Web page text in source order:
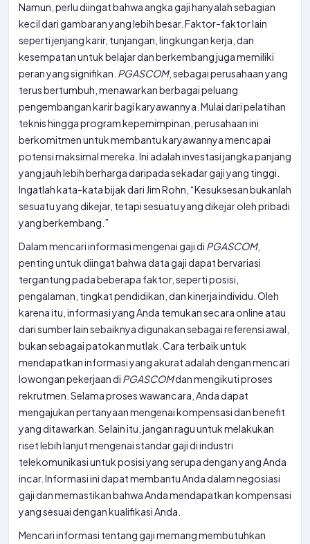
Namun, perlu diingat bahwa angka gaji hanyalah sebagian
kecil dari gambaran yang lebih besar. Faktor-faktor lain
seperti jenjang karir, tunjangan, lingkungan kerja, dan
kesempatan untuk belajar dan berkembang juga memiliki
peran yang signifikan. PGASCOM, sebagai perusahaan yang
terus bertumbuh, menawarkan berbagai peluang
pengembangan karir bagi karyawannya. Mulai dari pelatihan
teknis hingga program kepemimpinan, perusahaan ini
berkomitmen untuk membantu karyawannya mencapai
potensi maksimal mereka. Ini adalah investasi jangka panjang
yang jauh lebih berharga daripada sekadar gaji yang tinggi.
Ingatlah kata-kata bijak dari Jim Rohn, “Kesuksesan bukanlah
sesuatu yang dikejar, tetapi sesuatu yang dikejar oleh pribadi
yang berkembang.”
Dalam mencari informasi mengenai gaji di PGASCOM,
penting untuk diingat bahwa data gaji dapat bervariasi
tergantung pada beberapa faktor, seperti posisi,
pengalaman, tingkat pendidikan, dan kinerja individu. Oleh
karena itu, informasi yang Anda temukan secara online atau
dari sumber lain sebaiknya digunakan sebagai referensi awal,
bukan sebagai patokan mutlak. Cara terbaik untuk
mendapatkan informasi yang akurat adalah dengan mencari
lowongan pekerjaan di PGASCOMdan mengikuti proses
rekrutmen. Selama proses wawancara, Anda dapat
mengajukan pertanyaan mengenai kompensasi dan benefit
yang ditawarkan. Selain itu, jangan ragu untuk melakukan
riset lebih lanjut mengenai standar gaji di industri
telekomunikasi untuk posisi yang serupa dengan yang Anda
incar. Informasi ini dapat membantu Anda dalam negosiasi
gaji dan memastikan bahwa Anda mendapatkan kompensasi
yang sesuai dengan kualifikasi Anda.
Mencari informasi tentang gaji memang membutuhkan